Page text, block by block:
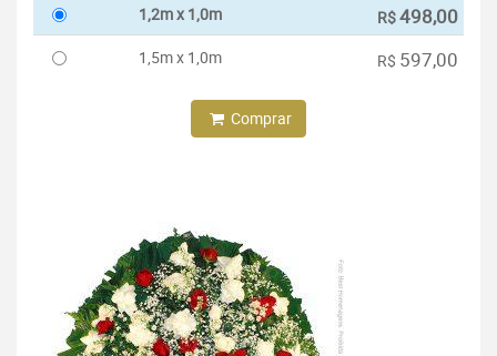
1,2m x 1,0m R$498,00
1,5m x 1,0m R$ 597,00
Comprar